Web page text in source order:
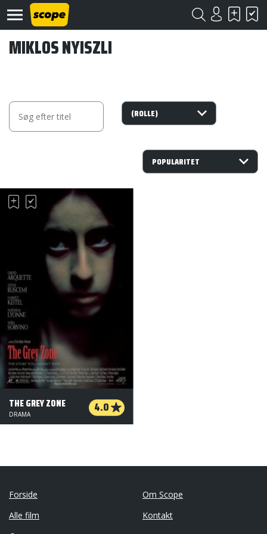
Om
©
Scope
MIKLOS NYISZLI
THE GREY ZONE 4.0
DRAMA
Forside
Alle film
Om Scope
Kontakt